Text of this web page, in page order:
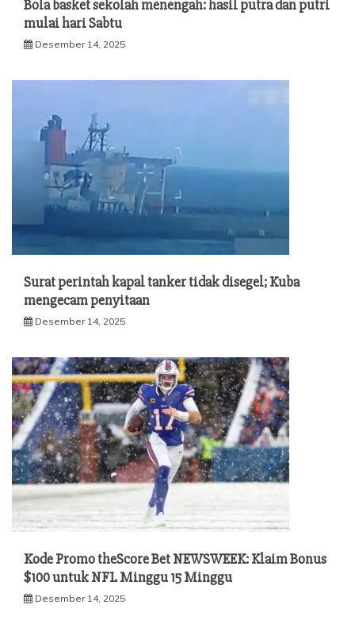
Bola basket sekolah menengah: hasil putra dan putri
mulai hari Sabtu
Desember 14, 2025
Surat perintah kapal tanker tidak disegel; Kuba
mengecam penyitaan
Desember 14, 2025
Kode Promo theScore Bet NEWSWEEK: Klaim Bonus
$100 untuk NFL Minggu 15 Minggu
Desember 14, 2025